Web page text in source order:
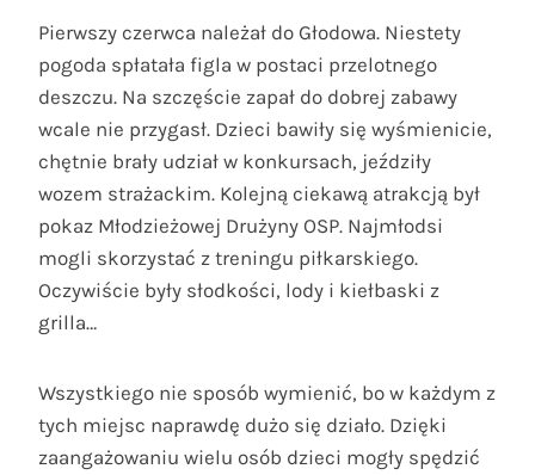
Pierwszy czerwca należał do Głodowa. Niestety
pogoda spłatała figla w postaci przelotnego
deszczu. Na szczęście zapał do dobrej zabawy
wcale nie przygasł. Dzieci bawiły się wyśmienicie,
chętnie brały udział w konkursach, jeździły
wozem strażackim. Kolejną ciekawą atrakcją był
pokaz Młodzieżowej Drużyny OSP. Najmłodsi
mogli skorzystać z treningu piłkarskiego.
Oczywiście były słodkości, lody i kiełbaski z
grilla…
Wszystkiego nie sposób wymienić, bo w każdym z
tych miejsc naprawdę dużo się działo. Dzięki
zaangażowaniu wielu osób dzieci mogły spędzić